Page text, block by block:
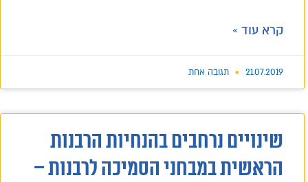
קרא עוד »
21.07.2019 תגובה אחת
שינויים נרחבים בהנחיות הרבנות
הראשית במבחני הסמיכה לרבנות –